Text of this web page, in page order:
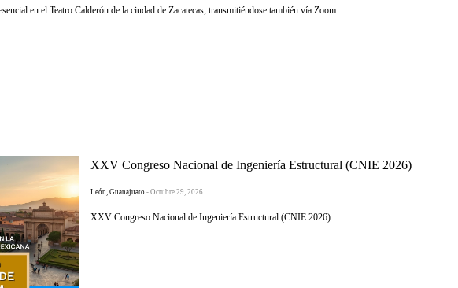
en el Teatro Calderón de la ciudad de Zacatecas, transmitiéndose también vía Zoom.
XXV Congreso Nacional de Ingeniería Estructural (CNIE 2026)
León, Guanajuato - Octubre 29, 2026
XXV Congreso Nacional de Ingeniería Estructural (CNIE 2026)